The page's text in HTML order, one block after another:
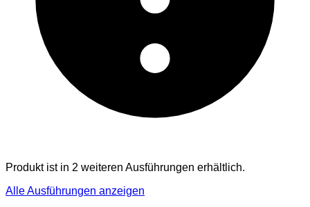
Produkt ist in 2 weiteren Ausführungen erhältlich.
Alle Ausführungen anzeigen